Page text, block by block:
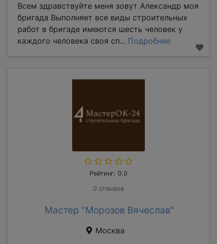
Всем здравствуйте меня зовут Александр моя
бригада Выполняет все виды строительных
работ в бригаде имеются шесть человек у
каждого человека своя сп... Подробнее
Рейтинг: 0.0
0 отзывов
Мастер "Морозов Вячеслав"
Москва